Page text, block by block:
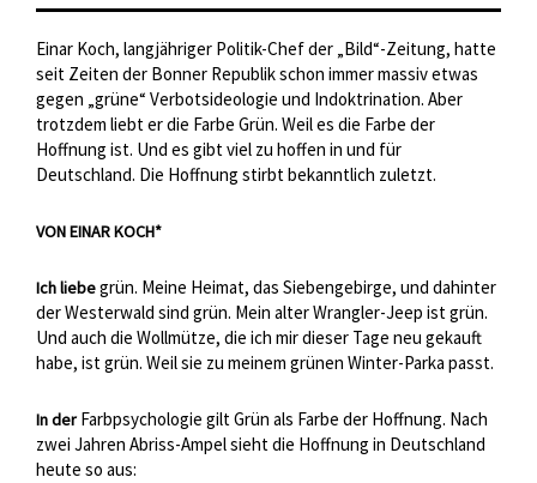
Einar Koch, langjähriger Politik-Chef der „Bild“-Zeitung, hatte
seit Zeiten der Bonner Republik schon immer massiv etwas
gegen „grüne“ Verbotsideologie und Indoktrination. Aber
trotzdem liebt er die Farbe Grün. Weil es die Farbe der
Hoffnung ist. Und es gibt viel zu hoffen in und für
Deutschland. Die Hoffnung stirbt bekanntlich zuletzt.
VON EINAR KOCH*
Ich liebegrün. Meine Heimat, das Siebengebirge, und dahinter
der Westerwald sind grün. Mein alter Wrangler-Jeep ist grün.
Und auch die Wollmütze, die ich mir dieser Tage neu gekauft
habe, ist grün. Weil sie zu meinem grünen Winter-Parka passt.
In derFarbpsychologie gilt Grün als Farbe der Hoffnung. Nach
zwei Jahren Abriss-Ampel sieht die Hoffnung in Deutschland
heute so aus: